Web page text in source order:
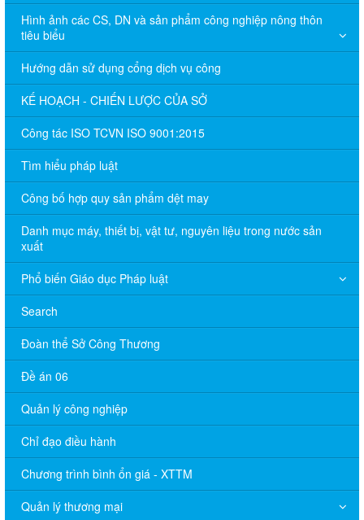
Hình ảnh các CS, DN và sản phẩm công nghiệp nông thôn
tiêu biểu
Hướng dẫn sử dụng cổng dịch vụ công
KẾ HOẠCH - CHIẾN LƯỢC CỦA SỞ
Công tác ISO TCVN ISO 9001:2015
Tìm hiểu pháp luật
Công bố hợp quy sản phẩm dệt may
Danh mục máy, thiết bị, vật tư, nguyên liệu trong nước sản
xuất
Phổ biến Giáo dục Pháp luật
Search
Đoàn thể Sở Công Thương
Đề án 06
Quản lý công nghiệp
Chỉ đạo điều hành
Chương trình bình ổn giá - XTTM
Quản lý thương mại